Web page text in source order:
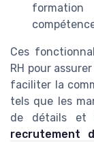
Ces
RH pour
faciliter la
tels que les
de détails et
recrutement